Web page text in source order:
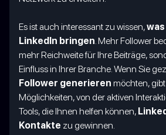
Es ist auch interessant zu wissen,
LinkedIn bringen. Mehr Follower
mehr Reichweite für Ihre Beiträge,
Einfluss in Ihrer Branche. Wenn Sie
Follower generieren möchten,
Möglichkeiten, von der aktiven
Tools, die Ihnen helfen können,
Kontakte zu gewinnen.